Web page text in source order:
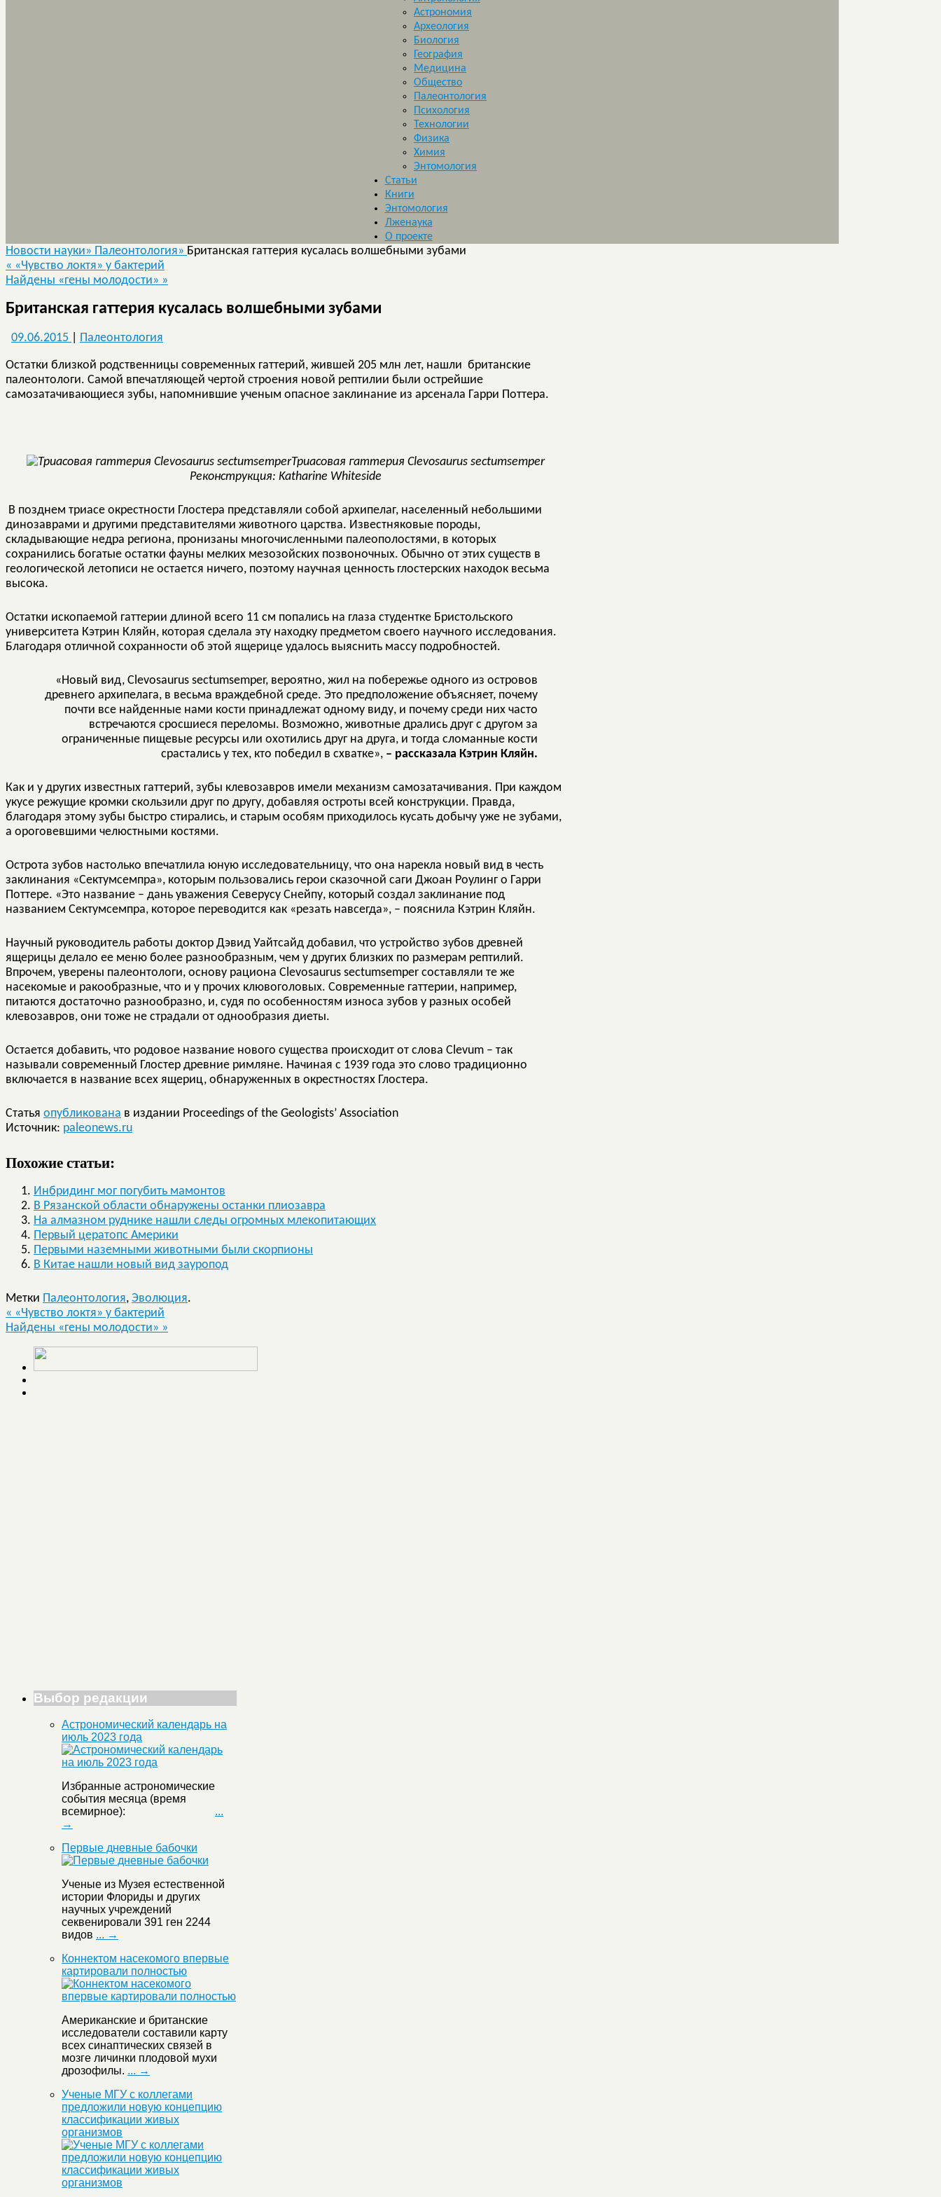
Астрономия
Археология
Биология
География
Медицина
Общество
Палеонтология
Психология
Технологии
Физика
Химия
Энтомология
Статьи
Книги
Энтомология
Лженаука
О проекте
Новости науки» Палеонтология» Британская гаттерия кусалась волшебными зубами
« «Чувство локтя» у бактерий
Найдены «гены молодости» »
Британская гаттерия кусалась волшебными зубами
09.06.2015 Палеонтология
Остатки близкой родственницы современных гаттерий, жившей 205 млн лет, нашли британские
палеонтологи. Самой впечатляющей чертой строения новой рептилии были острейшие
самозатачивающиеся зубы, напомнившие ученым опасное заклинание из арсенала Гарри Поттера.
Триасовая гаттерия Clevosaurus sectumsemper
Реконструкция: Katharine Whiteside
В позднем триасе окрестности Глостера представляли собой архипелаг, населенный небольшими
динозаврами и другими представителями животного царства. Известняковые породы,
складывающие недра региона, пронизаны многочисленными палеополостями, в которых
сохранились богатые остатки фауны мелких мезозойских позвоночных. Обычно от этих существ в
геологической летописи не остается ничего, поэтому научная ценность глостерских находок весьма
высока.
Остатки ископаемой гаттерии длиной всего 11 см попались на глаза студентке Бристольского
университета Кэтрин Кляйн, которая сделала эту находку предметом своего научного исследования.
Благодаря отличной сохранности об этой ящерице удалось выяснить массу подробностей.
«Новый вид, Clevosaurus sectumsemper, вероятно, жил на побережье одного из островов
древнего архипелага, в весьма враждебной среде. Это предположение объясняет, почему
почти все найденные нами кости принадлежат одному виду, и почему среди них часто
встречаются сросшиеся переломы. Возможно, животные дрались друг с другом за
ограниченные пищевые ресурсы или охотились друг на друга, и тогда сломанные кости
срастались у тех, кто победил в схватке», – рассказала Кэтрин Кляйн.
Как и у других известных гаттерий, зубы клевозавров имели механизм самозатачивания. При каждом
укусе режущие кромки скользили друг по другу, добавляя остроты всей конструкции. Правда,
благодаря этому зубы быстро стирались, и старым особям приходилось кусать добычу уже не зубами,
а ороговевшими челюстными костями.
Острота зубов настолько впечатлила юную исследовательницу, что она нарекла новый вид в честь
заклинания «Сектумсемпра», которым пользовались герои сказочной саги Джоан Роулинг о Гарри
Поттере. «Это название – дань уважения Северусу Снейпу, который создал заклинание под
названием Сектумсемпра, которое переводится как «резать навсегда», – пояснила Кэтрин Кляйн.
Научный руководитель работы доктор Дэвид Уайтсайд добавил, что устройство зубов древней
ящерицы делало ее меню более разнообразным, чем у других близких по размерам рептилий.
Впрочем, уверены палеонтологи, основу рациона Clevosaurus sectumsemper составляли те же
насекомые и ракообразные, что и у прочих клювоголовых. Современные гаттерии, например,
питаются достаточно разнообразно, и, судя по особенностям износа зубов у разных особей
клевозавров, они тоже не страдали от однообразия диеты.
Остается добавить, что родовое название нового существа происходит от слова Clevum – так
называли современный Глостер древние римляне. Начиная с 1939 года это слово традиционно
включается в название всех ящериц, обнаруженных в окрестностях Глостера.
Статья опубликована в издании Proceedings of the Geologists’ Association
Источник: paleonews.ru
Похожие статьи:
Инбридинг мог погубить мамонтов
В Рязанской области обнаружены останки плиозавра
На алмазном руднике нашли следы огромных млекопитающих
Первый цератопс Америки
Первыми наземными животными были скорпионы
В Китае нашли новый вид зауропод
Метки Палеонтология, Эволюция.
« «Чувство локтя» у бактерий
Найдены «гены молодости» »
Выбор редакции
Астрономический календарь на
июль 2023 года
Избранные астрономические
события месяца (время
всемирное): ...
→
Первые дневные бабочки
Ученые из Музея естественной
истории Флориды и других
научных учреждений
секвенировали 391 ген 2244
видов ... →
Коннектом насекомого впервые
картировали полностью
Американские и британские
исследователи составили карту
всех синаптических связей в
мозге личинки плодовой мухи
дрозофилы. ... →
Ученые МГУ с коллегами
предложили новую концепцию
классификации живых
организмов